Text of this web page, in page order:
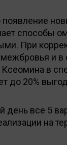
появление
способы
При
и в
Ксеомина в
до 20%
день все 5
на